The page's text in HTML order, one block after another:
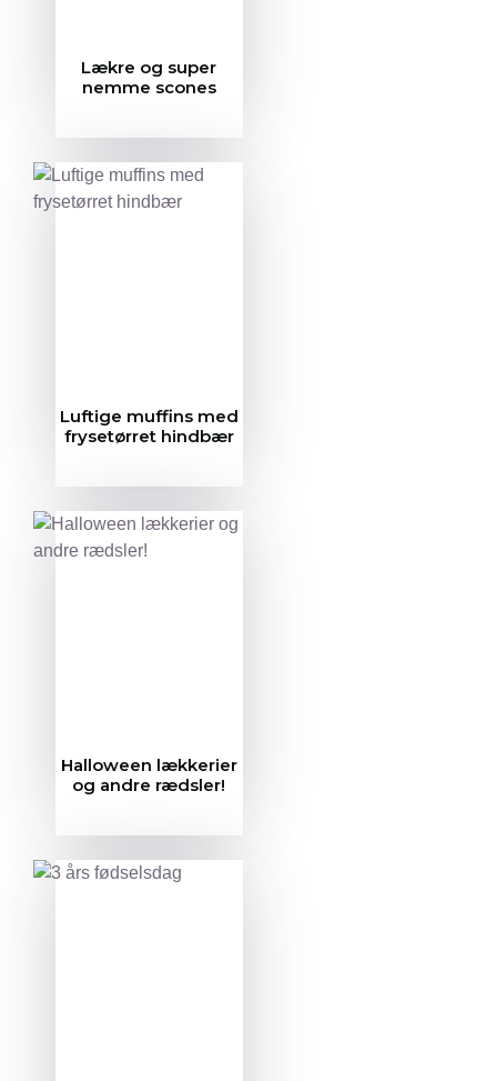
Lækre og super
nemme scones
Luftige muffins med
frysetørret hindbær
Halloween lækkerier
og andre rædsler!